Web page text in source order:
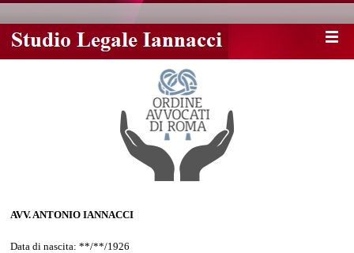
AVV. ANTONIO IANNACCI
Data di nascita: **/**/1926